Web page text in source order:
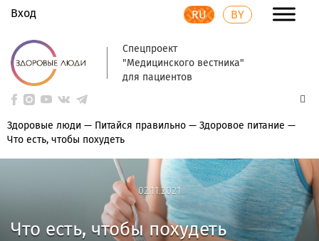
Вход RU BY
Спецпроект
"Медицинского вестника"
для пациентов
Здоровые люди — Питайся правильно — Здоровое питание —
Что есть, чтобы похудеть
02.11.2021
02.11.2021
Что есть, чтобы похудеть